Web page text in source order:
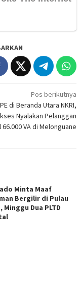
Pos berikutnya
di Beranda Utara NKRI,
Nyalakan Pelanggan
VA di Melonguane
Minta Maaf
Bergilir di Pulau
Minggu Dua PLTD